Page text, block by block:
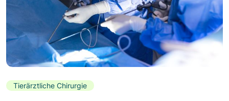
Tierärztliche Chirurgie